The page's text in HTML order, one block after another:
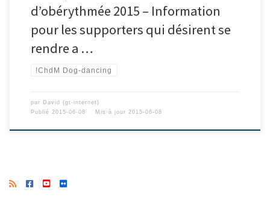
d’obérythmée 2015 – Information
pour les supporters qui désirent se
rendre a …
!ChdM Dog-dancing
par David (gt-internet)
Publié 2015-06-08 Mis à jour 2015-06-08